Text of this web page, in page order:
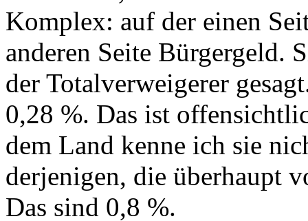
Komplex: auf der einen
anderen Seite Bürgergeld.
der Totalverweigerer
0,28 %. Das ist
dem Land kenne ich sie
derjenigen, die überhaupt
Das sind 0,8 %.